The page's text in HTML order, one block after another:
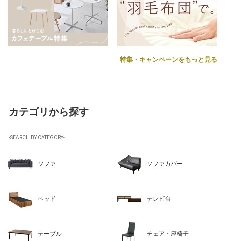
特集・キャンペーンをもっと見る
カテゴリから探す
-SEARCH BY CATEGORY-
ソファ ソファカバー
ベッド テレビ台
テーブル チェア・座椅子